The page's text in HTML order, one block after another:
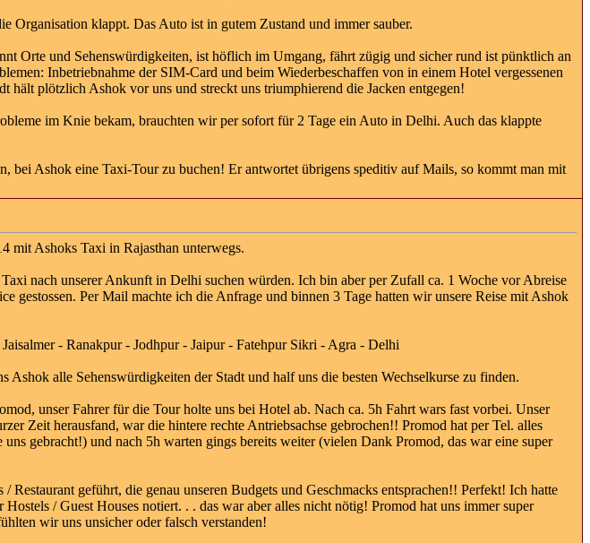
Organisation klappt. Das Auto ist in gutem Zustand und immer sauber.
Orte und Sehenswürdigkeiten, ist höflich im Umgang, fährt zügig und sicher rund ist pünktlich an
Inbetriebnahme der SIM-Card und beim Wiederbeschaffen von in einem Hotel vergessenen
hält plötzlich Ashok vor uns und streckt uns triumphierend die Jacken entgegen!
im Knie bekam, brauchten wir per sofort für 2 Tage ein Auto in Delhi. Auch das klappte
bei Ashok eine Taxi-Tour zu buchen! Er antwortet übrigens speditiv auf Mails, so kommt man mit
mit Ashoks Taxi in Rajasthan unterwegs.
nach unserer Ankunft in Delhi suchen würden. Ich bin aber per Zufall ca. 1 Woche vor Abreise
gestossen. Per Mail machte ich die Anfrage und binnen 3 Tage hatten wir unsere Reise mit Ashok
- Ranakpur - Jodhpur - Jaipur - Fatehpur Sikri - Agra - Delhi
Ashok alle Sehenswürdigkeiten der Stadt und half uns die besten Wechselkurse zu finden.
unser Fahrer für die Tour holte uns bei Hotel ab. Nach ca. 5h Fahrt wars fast vorbei. Unser
Zeit herausfand, war die hintere rechte Antriebsachse gebrochen!! Promod hat per Tel. alles
uns gebracht!) und nach 5h warten gings bereits weiter (vielen Dank Promod, das war eine super
Restaurant geführt, die genau unseren Budgets und Geschmacks entsprachen!! Perfekt! Ich hatte
Hostels / Guest Houses notiert. . . das war aber alles nicht nötig! Promod hat uns immer super
wir uns unsicher oder falsch verstanden!